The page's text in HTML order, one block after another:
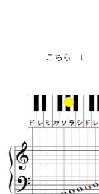
こちら ↓